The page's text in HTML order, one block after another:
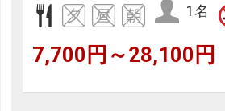
1名
7,700円～28,100円